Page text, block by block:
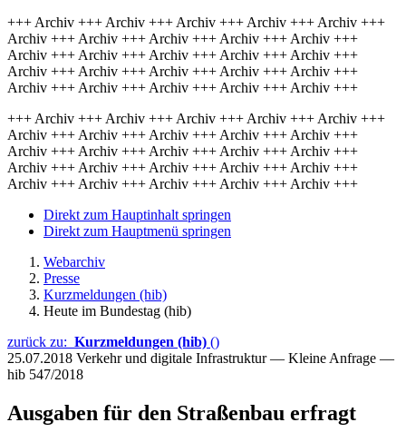
+++ Archiv +++ Archiv +++ Archiv +++ Archiv +++ Archiv +++
Archiv +++ Archiv +++ Archiv +++ Archiv +++ Archiv +++
Archiv +++ Archiv +++ Archiv +++ Archiv +++ Archiv +++
Archiv +++ Archiv +++ Archiv +++ Archiv +++ Archiv +++
Archiv +++ Archiv +++ Archiv +++ Archiv +++ Archiv +++
+++ Archiv +++ Archiv +++ Archiv +++ Archiv +++ Archiv +++
Archiv +++ Archiv +++ Archiv +++ Archiv +++ Archiv +++
Archiv +++ Archiv +++ Archiv +++ Archiv +++ Archiv +++
Archiv +++ Archiv +++ Archiv +++ Archiv +++ Archiv +++
Archiv +++ Archiv +++ Archiv +++ Archiv +++ Archiv +++
Direkt zum Hauptinhalt springen
Direkt zum Hauptmenü springen
Webarchiv
Presse
Kurzmeldungen (hib)
Heute im Bundestag (hib)
zurück zu: Kurzmeldungen (hib) ()
25.07.2018 Verkehr und digitale Infrastruktur — Kleine Anfrage —
hib 547/2018
Ausgaben für den Straßenbau erfragt